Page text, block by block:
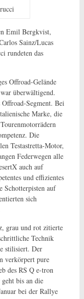
Emil Bergkvist,
Sainz/Lucas
rundeten das
Offroad-Gelände
überwältigend.
Segment. Bei
Marke, die
Die
Testastretta-Motor,
Federwegen alle
auch auf
und effizientes
Schotterpisten auf
sich
grau und rot zitierte
Technik
stilisiert. Der
verkörpert pure
des RS Q e-tron
bis an die
bei der Rallye